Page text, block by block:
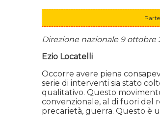
Direzione nazionale 9 ottobre
Ezio Locatelli
Occorre avere piena
serie di interventi sia stato
qualitativo. Questo
convenzionale, al di fuori del
precarietà, guerra. Questo è